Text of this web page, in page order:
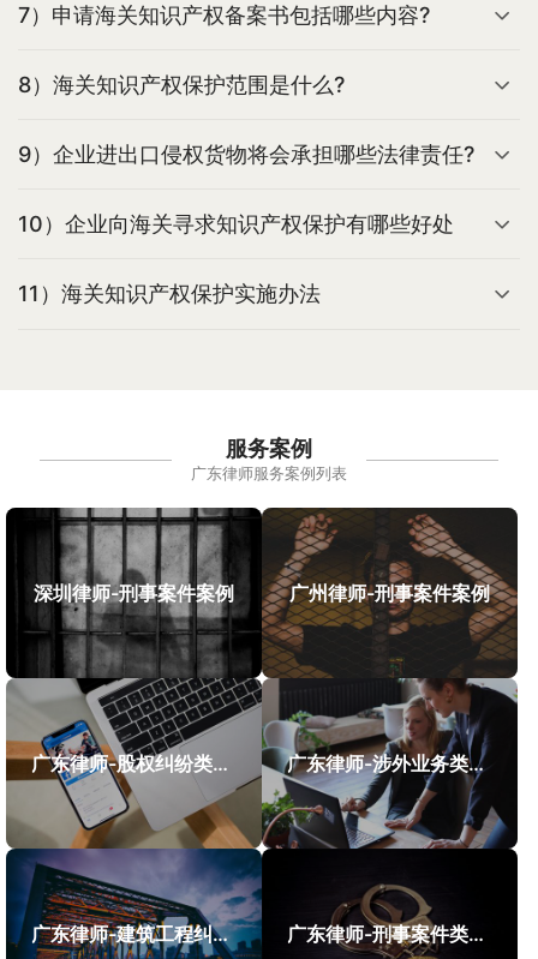
7）申请海关知识产权备案书包括哪些内容?
8）海关知识产权保护范围是什么?
9）企业进出口侵权货物将会承担哪些法律责任?
10）企业向海关寻求知识产权保护有哪些好处
11）海关知识产权保护实施办法
服务案例
广东律师服务案例列表
深圳律师-刑事案件案例 广州律师-刑事案件案例
广东律师-股权纠纷类案件案例 广东律师-涉外业务类案件案例
广东律师-建筑工程纠纷类案件案例 广东律师-刑事案件类案例